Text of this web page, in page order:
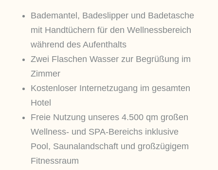
Bademantel, Badeslipper und Badetasche
mit Handtüchern für den Wellnessbereich
während des Aufenthalts
Zwei Flaschen Wasser zur Begrüßung im
Zimmer
Kostenloser Internetzugang im gesamten
Hotel
Freie Nutzung unseres 4.500 qm großen
Wellness- und SPA-Bereichs inklusive
Pool, Saunalandschaft und großzügigem
Fitnessraum